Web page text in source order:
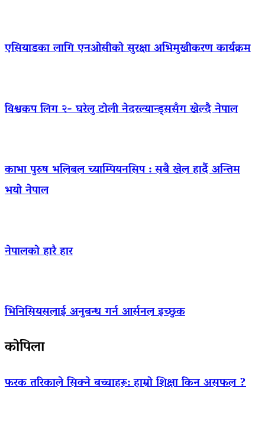
एसियाडका लागि एनओसीको सुरक्षा अभिमुखीकरण कार्यक्रम
विश्वकप लिग २- घरेलु टोली नेदरल्यान्ड्ससँग खेल्दै नेपाल
काभा पुरुष भलिबल च्याम्पियनसिप : सबै खेल हार्दै अन्तिम
भयो नेपाल
नेपालको हारै हार
भिनिसियसलाई अनुबन्ध गर्न आर्सनल इच्छुक
कोपिला
फरक तरिकाले सिक्ने बच्चाहरू: हाम्रो शिक्षा किन असफल ?